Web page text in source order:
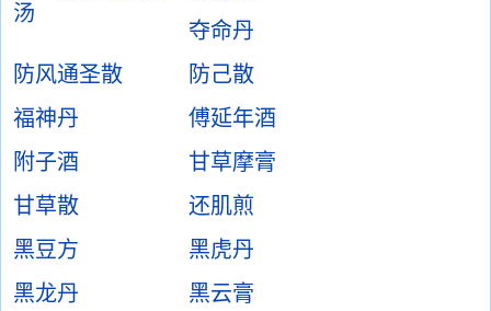
汤
夺命丹
防风通圣散
防己散
福神丹
傅延年酒
附子酒
甘草摩膏
甘草散
还肌煎
黑豆方
黑虎丹
黑龙丹
黑云膏